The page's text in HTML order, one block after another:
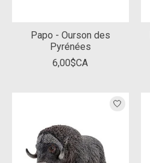
Papo - Ourson des
Pyrénées
6,00$CA